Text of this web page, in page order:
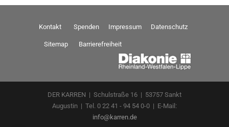
Kontakt Spenden Impressum Datenschutz
Sitemap Barrierefreiheit
DER KARREN | Schulstraße 16 | 53757 Sankt
Augustin | Tel. 0 22 41 - 94 54 0-0 | E-Mail:
info@karren.de